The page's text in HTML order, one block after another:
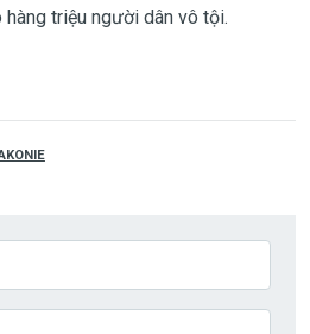
triệu người dân vô tội.